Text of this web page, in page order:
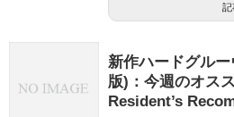
記
新作ハードグルー
版)：今週のオス
Resident’s